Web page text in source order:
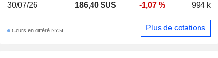
30/07/26
186,40 $US -1,07 % 994 k
Cours en différé NYSE Plus de cotations